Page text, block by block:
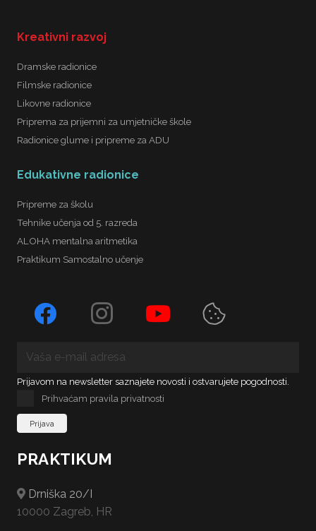
Kreativni razvoj
Dramske radionice
Filmske radionice
Likovne radionice
Priprema za prijemni za umjetničke škole
Radionice glume i pripreme za ADU
Edukativne radionice
Pripreme za školu
Tehnike učenja od 5. razreda
ALOHA mentalna aritmetika
Praktikum Samostalno učenje
Prijavom na newsletter saznajete novosti i ostvarujete pogodnosti.
Prihvaćam pravila privatnosti
PRAKTIKUM
Drniška 20/I
10000 Zagreb, HR